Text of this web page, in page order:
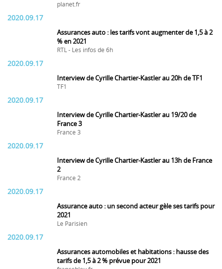
planet.fr
2020.09.17
Assurances auto : les tarifs vont augmenter de 1,5 à 2
% en 2021
RTL - Les infos de 6h
2020.09.17
Interview de Cyrille Chartier-Kastler au 20h de TF1
TF1
2020.09.17
Interview de Cyrille Chartier-Kastler au 19/20 de
France 3
France 3
2020.09.17
Interview de Cyrille Chartier-Kastler au 13h de France
2
France 2
2020.09.17
Assurance auto : un second acteur gèle ses tarifs pour
2021
Le Parisien
2020.09.17
Assurances automobiles et habitations : hausse des
tarifs de 1,5 à 2 % prévue pour 2021